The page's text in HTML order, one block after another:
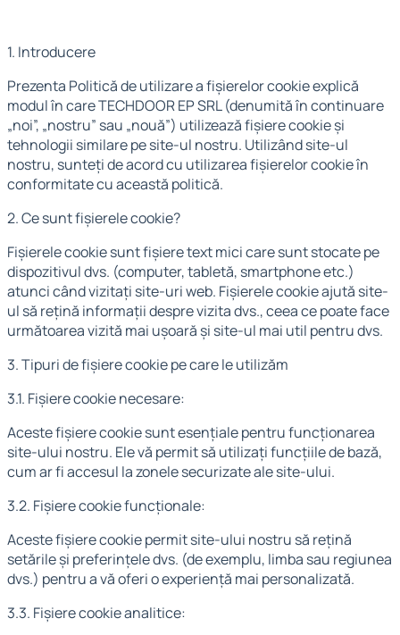
1. Introducere
Prezenta Politică de utilizare a fișierelor cookie explică
modul în care TECHDOOR EP SRL (denumită în continuare
„noi”, „nostru” sau „nouă”) utilizează fișiere cookie și
tehnologii similare pe site-ul nostru. Utilizând site-ul
nostru, sunteți de acord cu utilizarea fișierelor cookie în
conformitate cu această politică.
2. Ce sunt fișierele cookie?
Fișierele cookie sunt fișiere text mici care sunt stocate pe
dispozitivul dvs. (computer, tabletă, smartphone etc.)
atunci când vizitați site-uri web. Fișierele cookie ajută site-
ul să rețină informații despre vizita dvs., ceea ce poate face
următoarea vizită mai ușoară și site-ul mai util pentru dvs.
3. Tipuri de fișiere cookie pe care le utilizăm
3.1. Fișiere cookie necesare:
Aceste fișiere cookie sunt esențiale pentru funcționarea
site-ului nostru. Ele vă permit să utilizați funcțiile de bază,
cum ar fi accesul la zonele securizate ale site-ului.
3.2. Fișiere cookie funcționale:
Aceste fișiere cookie permit site-ului nostru să rețină
setările și preferințele dvs. (de exemplu, limba sau regiunea
dvs.) pentru a vă oferi o experiență mai personalizată.
3.3. Fișiere cookie analitice: